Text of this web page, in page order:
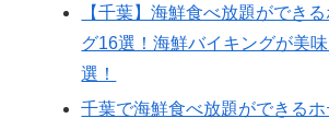
【千葉】海鮮食べ放題ができ
グ16選！海鮮バイキングが美
選！
千葉で海鮮食べ放題ができるホ